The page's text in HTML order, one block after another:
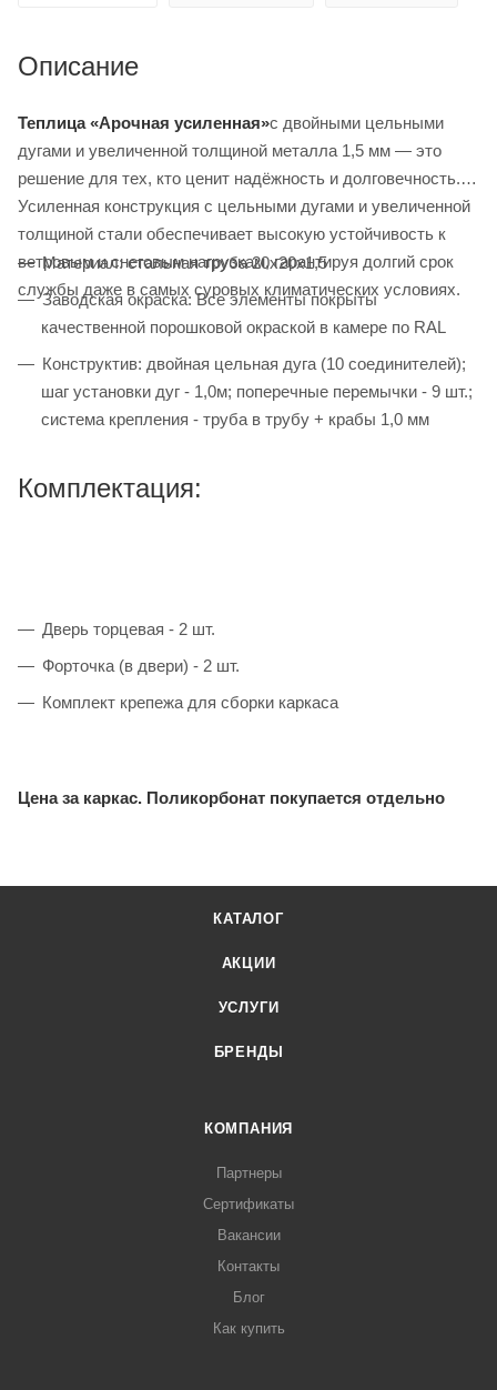
Описание
Теплица «Арочная усиленная»с двойными цельными
дугами и увеличенной толщиной металла 1,5 мм — это
решение для тех, кто ценит надёжность и долговечность.
Усиленная конструкция с цельными дугами и увеличенной
толщиной стали обеспечивает высокую устойчивость к
ветровым и снеговым нагрузкам, гарантируя долгий срок
службы даже в самых суровых климатических условиях.
Материал: стальная труба 20х20х1,5
Заводская окраска: Все элементы покрыты
качественной порошковой окраской в камере по RAL
Конструктив: двойная цельная дуга (10 соединителей);
шаг установки дуг - 1,0м; поперечные перемычки - 9 шт.;
система крепления - труба в трубу + крабы 1,0 мм
Комплектация:
Дверь торцевая - 2 шт.
Форточка (в двери) - 2 шт.
Комплект крепежа для сборки каркаса
Цена за каркас. Поликорбонат покупается отдельно
КАТАЛОГ
АКЦИИ
УСЛУГИ
БРЕНДЫ
КОМПАНИЯ
Партнеры
Сертификаты
Вакансии
Контакты
Блог
Как купить